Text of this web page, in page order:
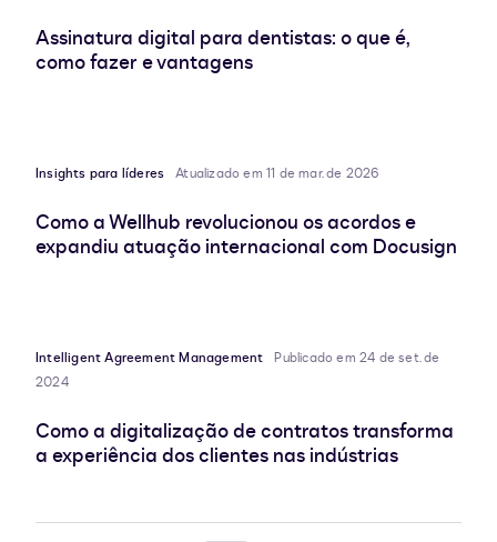
Assinatura digital para dentistas: o que é,
como fazer e vantagens
Insights para líderes Atualizado em 11 de mar. de 2026
Como a Wellhub revolucionou os acordos e
expandiu atuação internacional com Docusign
Intelligent Agreement Management
Publicado em 24 de set. de
2024
Como a digitalização de contratos transforma
a experiência dos clientes nas indústrias